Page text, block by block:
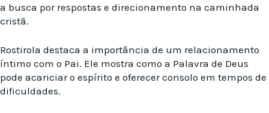
a busca por respostas e direcionamento na caminhada
cristã.
Rostirola destaca a importância de um relacionamento
íntimo com o Pai. Ele mostra como a Palavra de Deus
pode acariciar o espírito e oferecer consolo em tempos de
dificuldades.